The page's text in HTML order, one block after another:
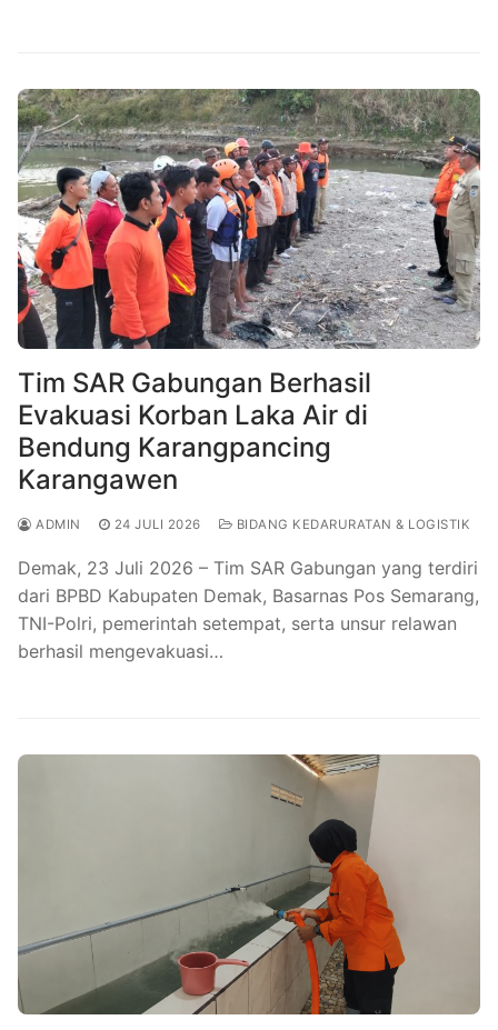
Tim SAR Gabungan Berhasil
Evakuasi Korban Laka Air di
Bendung Karangpancing
Karangawen
ADMIN 24 JULI 2026 BIDANG KEDARURATAN & LOGISTIK
Demak, 23 Juli 2026 – Tim SAR Gabungan yang terdiri
dari BPBD Kabupaten Demak, Basarnas Pos Semarang,
TNI-Polri, pemerintah setempat, serta unsur relawan
berhasil mengevakuasi…